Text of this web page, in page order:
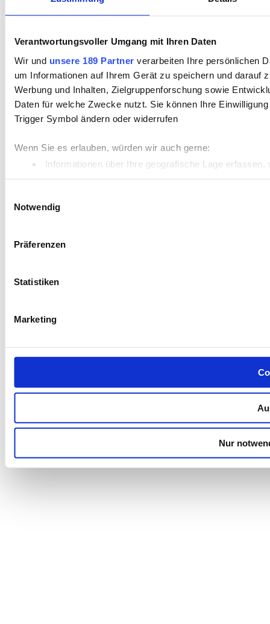
Verantwortungsvoller Umgang mit Ihren Daten
Wir und unsere 189 Partner verarbeiten Ihre persönlichen
um Informationen auf Ihrem Gerät zu speichern und darauf
Werbung und Inhalten, Zielgruppenforschung sowie
Daten für welche Zwecke nutzt. Sie können Ihre
Trigger Symbol ändern oder widerrufen
Wenn Sie es erlauben, würden wir auch gerne:
Informationen über Ihre geografische Lage
Ihr Gerät durch aktives Scannen nach bestimmten
Einzelheiten
Notwendig
Präferenzen
Statistiken
Marketing
Nur